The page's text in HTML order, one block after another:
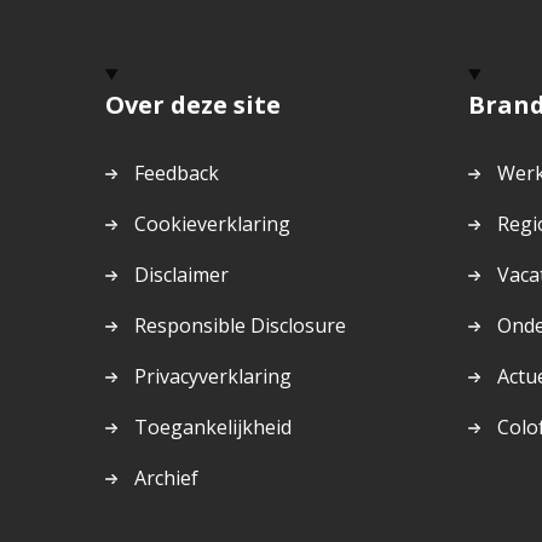
Over deze site
Feedback
Cookieverklaring
Disclaimer
Responsible Disclosure
Privacyverklaring
Toegankelijkheid
Archief